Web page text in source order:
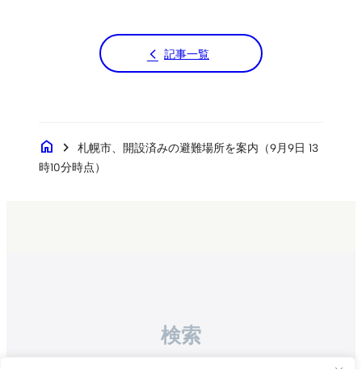
記事一覧
home chevron_right
札幌市、開設済みの避難場所を案内（9月9日 13
時10分時点）
検索